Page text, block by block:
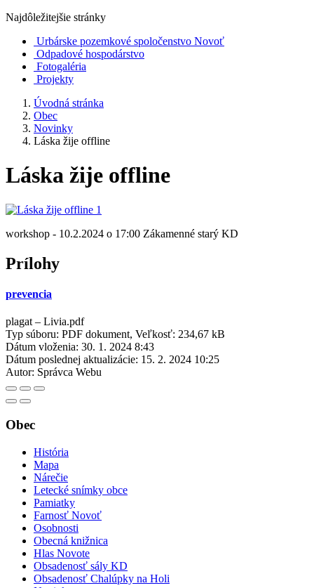
Najdôležitejšie stránky
Urbárske pozemkové spoločenstvo Novoť
Odpadové hospodárstvo
Fotogaléria
Projekty
Úvodná stránka
Obec
Novinky
Láska žije offline
Láska žije offline
workshop - 10.2.2024 o 17:00 Zákamenné starý KD
Prílohy
prevencia
plagat – Livia.pdf
Typ súboru: PDF dokument, Veľkosť: 234,67 kB
Dátum vloženia: 30. 1. 2024 8:43
Dátum poslednej aktualizácie: 15. 2. 2024 10:25
Autor: Správca Webu
Obec
História
Mapa
Nárečie
Letecké snímky obce
Pamiatky
Farnosť Novoť
Osobnosti
Obecná knižnica
Hlas Novote
Obsadenosť sály KD
Obsadenosť Chalúpky na Holi